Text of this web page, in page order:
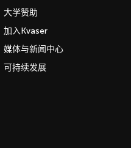
大学赞助
加入Kvaser
媒体与新闻中心
可持续发展